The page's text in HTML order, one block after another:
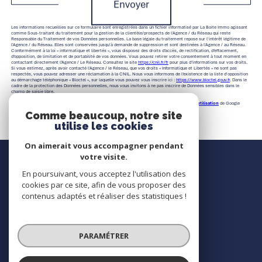
Envoyer
Les informations recueillies sur ce formulaire sont enregistrées dans un fichier informatisé par La Boite Immo agissant
comme Sous-traitant du traitement pour la gestion de la clientèle/prospects de l'Agence / du Réseau qui reste
Responsable du Traitement de vos Données personnelles. La base légale du traitement repose sur l'intérêt légitime de
l'Agence / du Réseau. Elles sont conservées jusqu'à demande de suppression et sont destinées à l'Agence / au Réseau.
Conformément à la loi « informatique et libertés », vous disposez des droits d’accès, de rectification, d’effacement,
d’opposition, de limitation et de portabilité de vos données. Vous pouvez retirer votre consentement à tout moment en
contactant directement l’Agence / Le Réseau. Consultez le site https://cnil.fr/fr pour plus d’informations sur vos droits.
Si vous estimez, après avoir contacté l'Agence / le Réseau, que vos droits « Informatique et Libertés » ne sont pas
respectés, vous pouvez adresser une réclamation à la CNIL. Nous vous informons de l’existence de la liste d'opposition
au démarchage téléphonique « Bloctel », sur laquelle vous pouvez vous inscrire ici : https://www.bloctel.gouv.fr. Dans le
cadre de la protection des Données personnelles, nous vous invitons à ne pas inscrire de Données sensibles dans le
champ de saisie libre.
Conditions d'utilisation de Google
Nous contacter
Contact
Nous suivre
Comme beaucoup, notre site
utilise les cookies
On aimerait vous accompagner pendant
votre visite.
En poursuivant, vous acceptez l'utilisation des
cookies par ce site, afin de vous proposer des
contenus adaptés et réaliser des statistiques !
PARAMÉTRER